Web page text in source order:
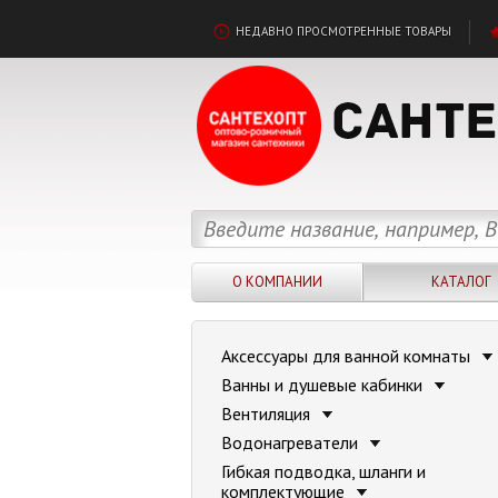
НЕДАВНО ПРОСМОТРЕННЫЕ ТОВАРЫ
О КОМПАНИИ КАТАЛОГ
Аксессуары для ванной комнаты
Ванны и душевые кабинки
Вентиляция
Водонагреватели
Гибкая подводка, шланги и
комплектующие